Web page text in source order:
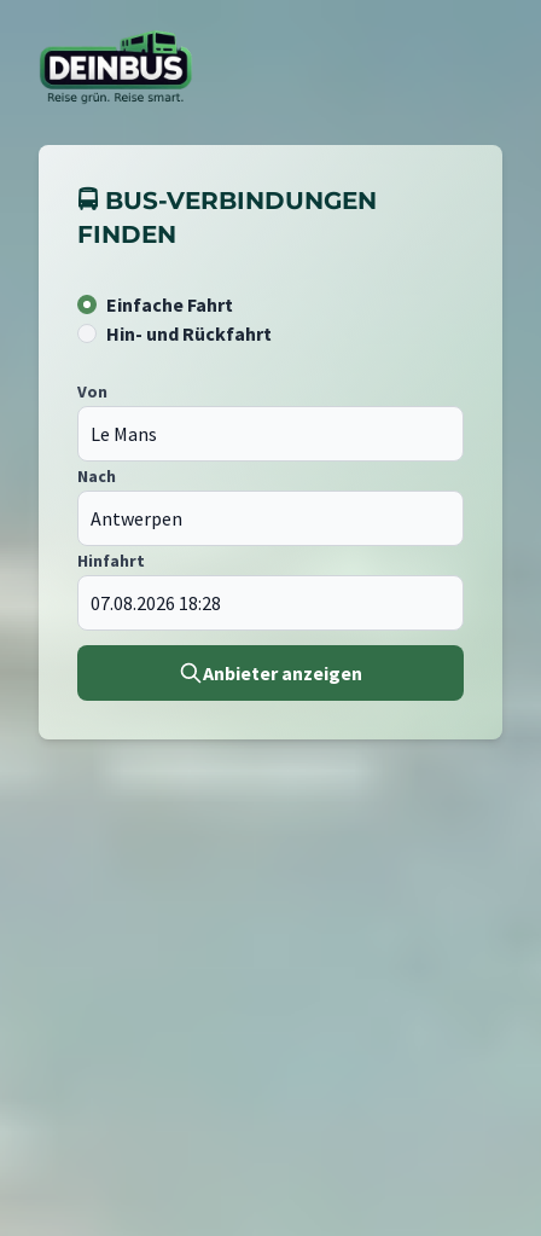
🚍 BUS-VERBINDUNGEN
FINDEN
Einfache Fahrt
Hin- und Rückfahrt
Von
Nach
Hinfahrt
Anbieter anzeigen